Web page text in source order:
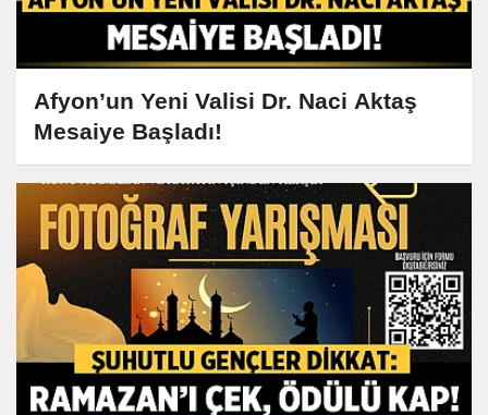
Afyon’un Yeni Valisi Dr. Naci Aktaş
Mesaiye Başladı!